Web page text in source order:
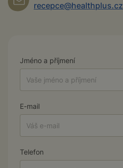
recepce@healthplus.cz
Jméno a příjmení
E-mail
Telefon